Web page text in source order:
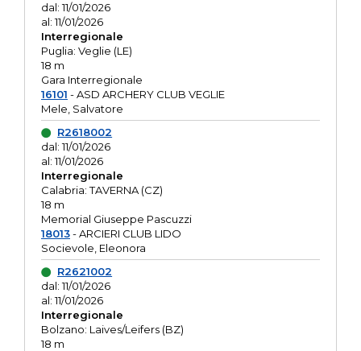
dal: 11/01/2026
al: 11/01/2026
Interregionale
Puglia: Veglie (LE)
18 m
Gara Interregionale
16101 - ASD ARCHERY CLUB VEGLIE
Mele, Salvatore
R2618002
dal: 11/01/2026
al: 11/01/2026
Interregionale
Calabria: TAVERNA (CZ)
18 m
Memorial Giuseppe Pascuzzi
18013- ARCIERI CLUB LIDO
Socievole, Eleonora
R2621002
dal: 11/01/2026
al: 11/01/2026
Interregionale
Bolzano: Laives/Leifers (BZ)
18 m